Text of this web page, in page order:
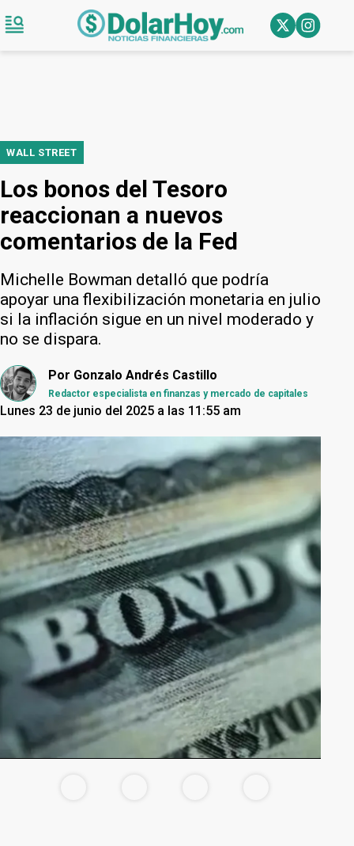
WALL STREET
Los bonos del Tesoro
reaccionan a nuevos
comentarios de la Fed
Michelle Bowman detalló que podría
apoyar una flexibilización monetaria en julio
si la inflación sigue en un nivel moderado y
no se dispara.
Por Gonzalo Andrés Castillo
Redactor especialista en finanzas y mercado de capitales
Lunes 23 de junio del 2025 a las 11:55 am